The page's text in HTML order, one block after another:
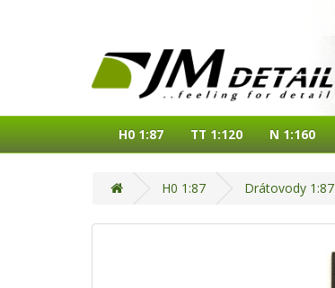
H0 1:87 TT 1:120 N 1:160
H0 1:87 Drátovody 1:87